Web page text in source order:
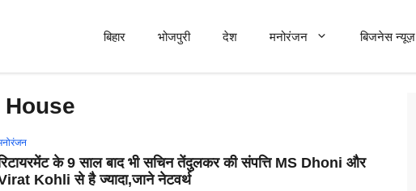
बिहार भोजपुरी देश मनोरंजन बिजनेस न्यूज़
के 9 साल बाद भी सचिन तेंदुलकर की संपत्ति MS Dhoni और
Kohli से है ज्यादा,जाने नेटवर्थ